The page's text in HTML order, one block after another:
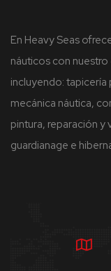
En Heavy Seas
náuticos con
incluyendo: tapicería
mecánica náutica,
pintura, reparación y
guardianage e